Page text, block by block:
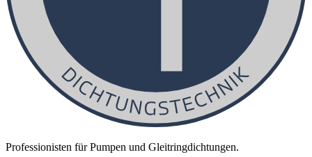
Professionisten für Pumpen und Gleitringdichtungen.